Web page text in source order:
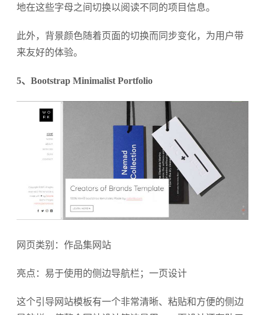
地在这些字母之间切换以阅读不同的项目信息。
此外，背景颜色随着页面的切换而同步变化，为用户带
来友好的体验。
5、Bootstrap Minimalist Portfolio
网页类别：作品集网站
亮点：易于使用的侧边导航栏；一页设计
这个引导网站模板有一个非常清晰、粘贴和方便的侧边